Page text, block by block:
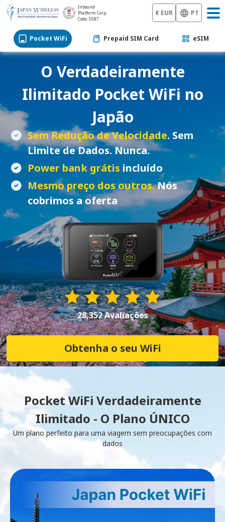
Inbound
Platform Corp.
Code: 5587
€ EUR PT
Pocket WiFi Prepaid SIM Card eSIM
O Verdadeiramente
Ilimitado Pocket WiFi no
Japão
Sem Redução de Velocidade. Sem
Limite de Dados. Nunca.
Power bank grátis incluído
Mesmo preço dos outros.Nós
cobrimos a oferta
28,352 Avaliações
Obtenha o seu WiFi
Pocket WiFi Verdadeiramente
Ilimitado - O Plano ÚNICO
Um plano perfeito para uma viagem sem preocupações com
dados